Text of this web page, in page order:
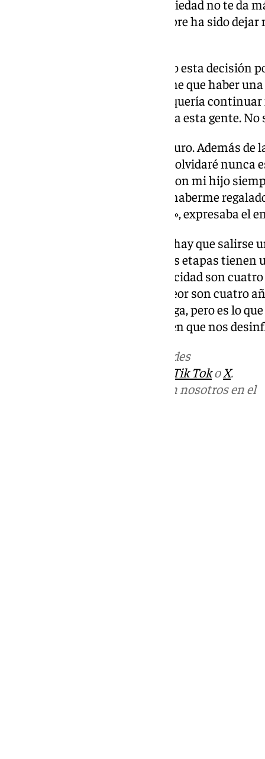
arrastrando con un poco de ansiedad no te da
plan no era perpetuarme, siempre ha sido
No entrenará en España: «Tomo esta decisión
bien del club. Insisto en que tiene que haber
agentes, que si era posible, que quería
veo volviendo aquí a jugar contra esta gente. No
«Dejo aquí mi casa y volveré seguro. Además
en momentos muy difíciles. No olvidaré nunca
de 2022. Como se han portado con mi hijo
sudor, esfuerzo, compromiso y haberme
Juanma por su fe ciega. Gracias», expresaba
«Muchas veces os he dicho que hay que salirse
dije que hubiera a pasar, peor las etapas
Ferguson solo hay uno. Mi caducidad son
de otra forma igual duro más, peor son cuatro
etapas. No me quiero ir de Málaga, pero es lo
jugadores y la afición no merecen que nos
en las redes
Tik TokoX.
Puedes ponerte en contacto con nosotros en el